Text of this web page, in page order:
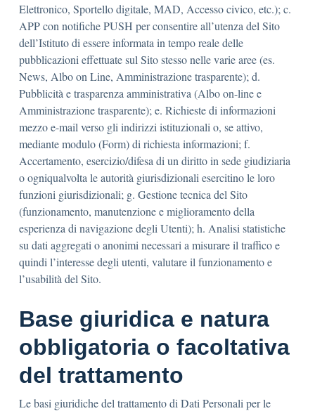
Elettronico, Sportello digitale, MAD, Accesso civico, etc.); c.
APP con notifiche PUSH per consentire all’utenza del Sito
dell’Istituto di essere informata in tempo reale delle
pubblicazioni effettuate sul Sito stesso nelle varie aree (es.
News, Albo on Line, Amministrazione trasparente); d.
Pubblicità e trasparenza amministrativa (Albo on-line e
Amministrazione trasparente); e. Richieste di informazioni
mezzo e-mail verso gli indirizzi istituzionali o, se attivo,
mediante modulo (Form) di richiesta informazioni; f.
Accertamento, esercizio/difesa di un diritto in sede giudiziaria
o ogniqualvolta le autorità giurisdizionali esercitino le loro
funzioni giurisdizionali; g. Gestione tecnica del Sito
(funzionamento, manutenzione e miglioramento della
esperienza di navigazione degli Utenti); h. Analisi statistiche
su dati aggregati o anonimi necessari a misurare il traffico e
quindi l’interesse degli utenti, valutare il funzionamento e
l’usabilità del Sito.
Base giuridica e natura
obbligatoria o facoltativa
del trattamento
Le basi giuridiche del trattamento di Dati Personali per le